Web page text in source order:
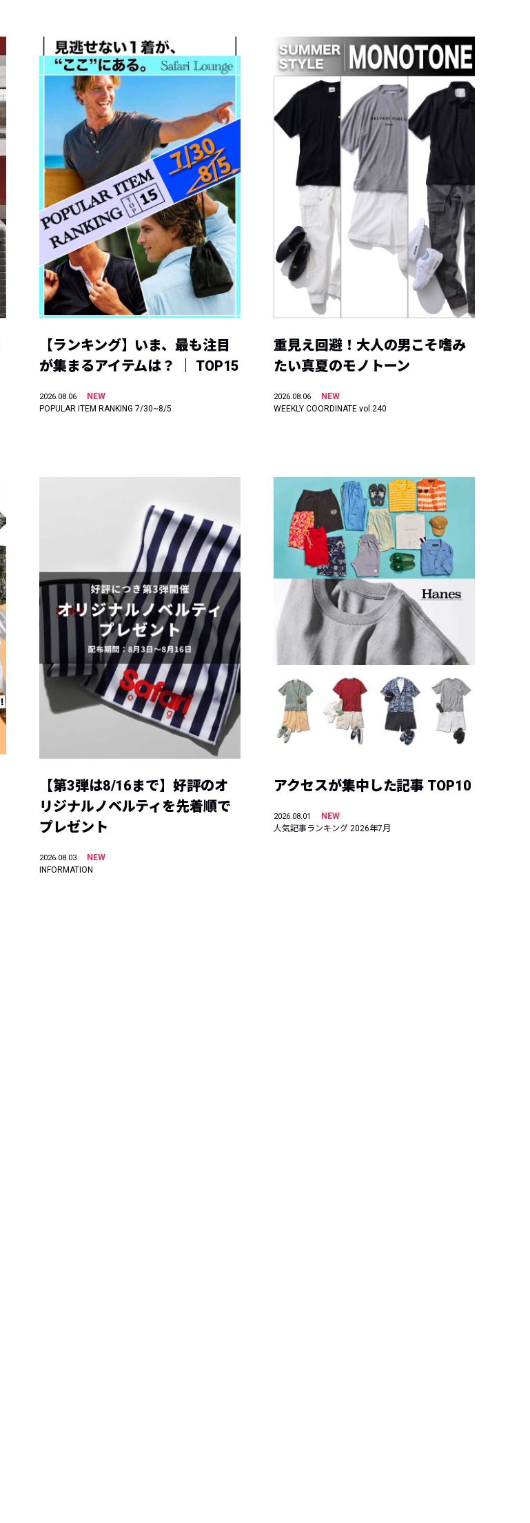
【ランキング】いま、最も注目
が集まるアイテムは？ ｜ TOP15
2026.08.06
NEW
POPULAR ITEM RANKING 7/30~8/5
重見え回避！大人の男こそ嗜み
たい真夏のモノトーン
2026.08.06
NEW
WEEKLY COORDINATE vol.240
【第3弾は8/16まで】好評のオ
リジナルノベルティを先着順で
プレゼント
2026.08.03
NEW
INFORMATION
アクセスが集中した記事 TOP10
2026.08.01
NEW
人気記事ランキング 2026年7月